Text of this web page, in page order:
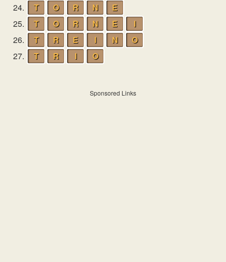
24.
T O R N
E
25.
T O R N E
I
26.
T R E I N
O
27.
T R I O
Sponsored Links